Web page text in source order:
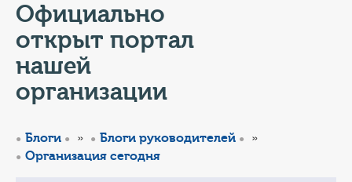
ТУРИСТАМ
КОНТАКТЫ
ТАРИФЫ
ГЕРОИ Z
Официально
открыт портал
нашей
организации
Блоги » Блоги руководителей »
Организация сегодня